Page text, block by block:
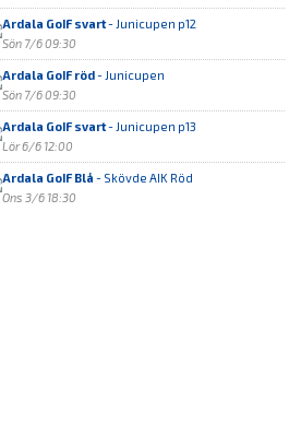
Ardala GoIF svart- Junicupen p12
Sön 7/6 09:30
Ardala GoIF röd- Junicupen
Sön 7/6 09:30
Ardala GoIF svart- Junicupen p13
Lör 6/6 12:00
Ardala GoIF Blå - Skövde AIK Röd
Ons 3/6 18:30